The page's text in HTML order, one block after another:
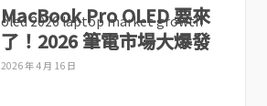
MacBook Pro OLED 要來
了！2026 筆電市場大爆發
2026 年 4 月 16 日